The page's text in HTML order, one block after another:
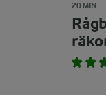
20 MIN